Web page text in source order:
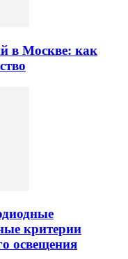
в Москве: как
критерии
освещения